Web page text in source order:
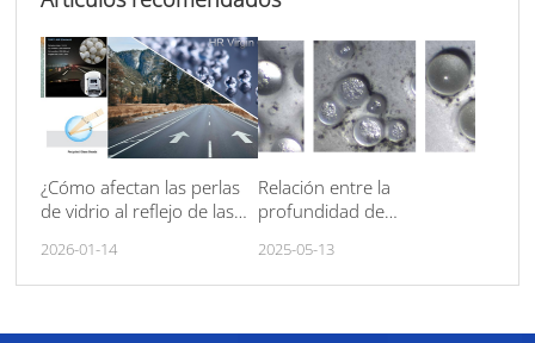
¿Cómo afectan las perlas
de vidrio al reflejo de las
2026-01-14
Relación entre la
profundidad de
de vidrio y la
retrorreflectividad de las
2025-05-13